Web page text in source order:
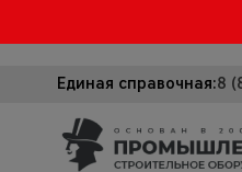
Единая справочная:8